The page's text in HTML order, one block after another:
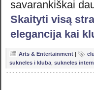
savarankiškai
Skaityti visą
elegancija kai
Arts & Entertainment |
sukneles i kluba sukneles